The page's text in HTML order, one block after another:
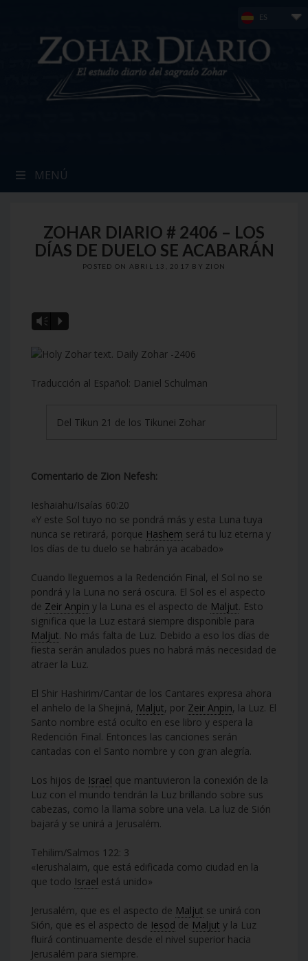
ES
MENÚ
ZOHAR DIARIO # 2406 – LOS
DÍAS DE DUELO SE ACABARÁN
POSTED ON ABRIL 13, 2017 BY ZION
Vm P
Traducción al Español: Daniel Schulman
Del Tikun 21 de los Tikunei Zohar
Comentario de Zion Nefesh:
Ieshaiahu/Isaías 60:20
«Y este Sol tuyo no se pondrá más y esta Luna tuya
nunca se retirará, porque Hashem será tu luz eterna y
los días de tu duelo se habrán ya acabado»
Cuando lleguemos a la Redención Final, el Sol no se
pondrá y la Luna no será oscura. El Sol es el aspecto
de Zeir Anpin y la Luna es el aspecto de Maljut. Esto
significa que la Luz estará siempre disponible para
Maljut. No más falta de Luz. Debido a eso los días de
fiesta serán anulados pues no habrá más necesidad de
atraer la Luz.
El Shir Hashirim/Cantar de los Cantares expresa ahora
el anhelo de la Shejiná, Maljut, por Zeir Anpin, la Luz. El
Santo nombre está oculto en ese libro y espera la
Redención Final. Entonces las canciones serán
cantadas con el Santo nombre y con gran alegría.
Los hijos de Israel que mantuvieron la conexión de la
Luz con el mundo tendrán la Luz brillando sobre sus
cabezas, como la llama sobre una vela. La luz de Sión
bajará y se unirá a Jerusalém.
Tehilim/Salmos 122: 3
«Ierushalaim, que está edificada como ciudad en la
que todo Israel está unido»
Jerusalém, que es el aspecto de Maljut se unirá con
Sión, que es el aspecto de Iesod de Maljut y la Luz
fluirá continuamente desde el nivel superior hacia
Jerusalém para siempre.